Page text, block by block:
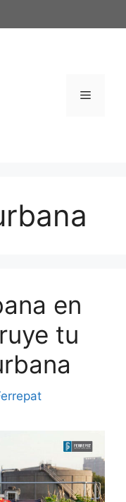
Menú
en
tu